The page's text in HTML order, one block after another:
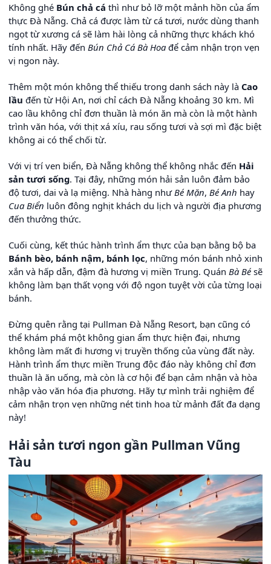
Không ghé Bún chả cá thì như bỏ lỡ một mảnh hồn của ẩm
thực Đà Nẵng. Chả cá được làm từ cá tươi, nước dùng thanh
ngọt từ xương cá sẽ làm hài lòng cả những thực khách khó
tính nhất. Hãy đến Bún Chả Cá Bà Hoa để cảm nhận trọn vẹn
vị ngon này.
Thêm một món không thể thiếu trong danh sách này là Cao
lầu đến từ Hội An, nơi chỉ cách Đà Nẵng khoảng 30 km. Mì
cao lầu không chỉ đơn thuần là món ăn mà còn là một hành
trình văn hóa, với thịt xá xíu, rau sống tươi và sợi mì đặc biệt
không ai có thể chối từ.
Với vị trí ven biển, Đà Nẵng không thể không nhắc đến Hải
sản tươi sống. Tại đây, những món hải sản luôn đảm bảo
độ tươi, dai và lạ miệng. Nhà hàng như Bé Mặn, Bé Anh hay
Cua Biển luôn đông nghịt khách du lịch và người địa phương
đến thưởng thức.
Cuối cùng, kết thúc hành trình ẩm thực của bạn bằng bộ ba
Bánh bèo, bánh nậm, bánh lọc, những món bánh nhỏ xinh
xắn và hấp dẫn, đậm đà hương vị miền Trung. Quán Bà Bé sẽ
không làm bạn thất vọng với độ ngon tuyệt vời của từng loại
bánh.
Đừng quên rằng tại Pullman Đà Nẵng Resort, bạn cũng có
thể khám phá một không gian ẩm thực hiện đại, nhưng
không làm mất đi hương vị truyền thống của vùng đất này.
Hành trình ẩm thực miền Trung độc đáo này không chỉ đơn
thuần là ăn uống, mà còn là cơ hội để bạn cảm nhận và hòa
nhập vào văn hóa địa phương. Hãy tự mình trải nghiệm để
cảm nhận trọn vẹn những nét tinh hoa từ mảnh đất đa dạng
này!
Hải sản tươi ngon gần Pullman Vũng
Tàu